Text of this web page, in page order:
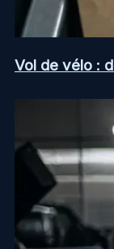
Vol de vélo :